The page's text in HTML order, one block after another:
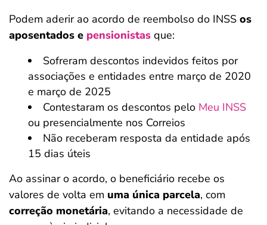
Podem aderir ao acordo de reembolso do INSS os
aposentados e pensionistas que:
Sofreram descontos indevidos feitos por
associações e entidades entre março de 2020
e março de 2025
Contestaram os descontos pelo Meu INSS
ou presencialmente nos Correios
Não receberam resposta da entidade após
15 dias úteis
Ao assinar o acordo, o beneficiário recebe os
valores de volta em uma única parcela, com
correção monetária, evitando a necessidade de